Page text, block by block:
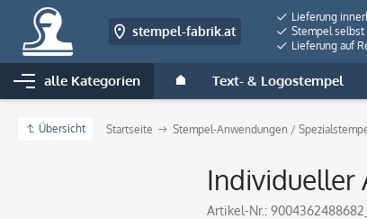
stempel-fabrik.at
Lieferung
Stempel
Lieferung auf
alle Kategorien Text- & Logostempel
Übersicht Startseite Stempel-Anwendungen /
Individueller
Artikel-Nr.: